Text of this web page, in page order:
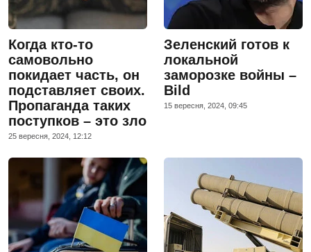
Когда кто-то
самовольно
покидает часть, он
подставляет своих.
Пропаганда таких
поступков – это зло
25 вересня, 2024, 12:12
Зеленский готов к
локальной
заморозке войны –
Bild
15 вересня, 2024, 09:45